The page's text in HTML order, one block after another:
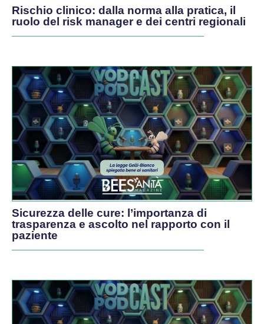
Rischio clinico: dalla norma alla pratica, il
ruolo del risk manager e dei centri regionali
Sicurezza delle cure: l’importanza di
trasparenza e ascolto nel rapporto con il
paziente